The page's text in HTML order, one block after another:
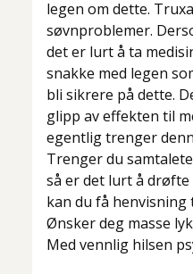
legen om dette.
søvnproblemer.
det er lurt å ta
snakke med legen
bli sikrere på dette.
glipp av effekten til
egentlig trenger
Trenger du
så er det lurt å
kan du få henvisning
Ønsker deg masse
Med vennlig hilsen